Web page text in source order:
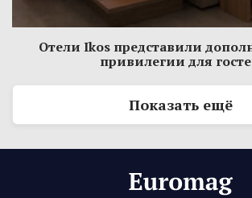
Отели Ikos представили
привилегии для
Показать ещё